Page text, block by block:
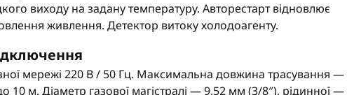
виходу на задану температуру. Авторестарт відновлює
живлення. Детектор витоку холодоагенту.
мережі 220 В / 50 Гц. Максимальна довжина трасування —
м. Діаметр газової магістралі — 9,52 мм (3/8″), рідинної —